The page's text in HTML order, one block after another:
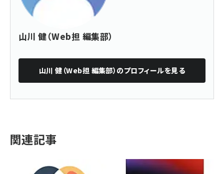
山川 健（Web担 編集部）
山川 健（Web担 編集部） のプロフィールを見る
関連記事